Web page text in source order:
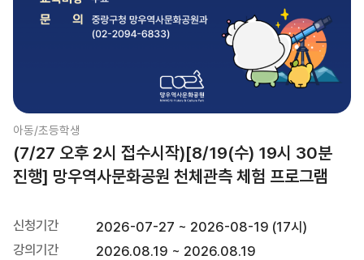
아동/초등학생
(7/27 오후 2시 접수시작)[8/19(수) 19시 30분
진행] 망우역사문화공원 천체관측 체험 프로그램
신청기간
2026-07-27 ~ 2026-08-19 (17시)
강의기간
2026.08.19 ~ 2026.08.19